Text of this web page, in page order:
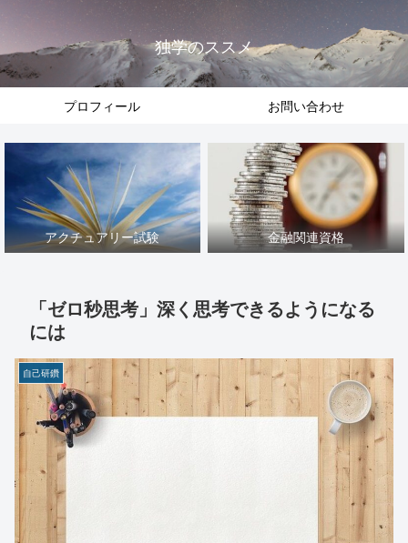
独学のススメ
プロフィール お問い合わせ
アクチュアリー試験 金融関連資格
「ゼロ秒思考」深く思考できるようになる
には
自己研鑽